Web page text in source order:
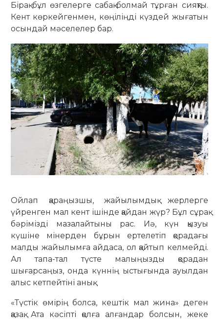
Бірақ бұл өзгелерге сабақ болмай тұр­ған сияқты.
Кент көркейгенмен, көңі­ліңді күздей жығатын
осындай мәсе­лелер бар.
Ойлап қараңызшы, жайылымдық жер­лерге
үйренген мал кент ішінде қай­дан жүр? Бұл сұрақ
бәрімізді маза­лайтыны рас. Иә, күн қызуы
күшіне мі­нерден бұрын ертелетіп қорадағы
мал­ды жайылымға айдаса, ол қайтып келмейді.
Ал тапа-тал түсте малыңызды қорадан
шығарсаңыз, онда күннің ыстығында ауылдан
алыс кетпейтіні анық.
«Түстік өмірің болса, кештік мал жина» деген
қазақ. Ата кәсіпті қолға ал­ған­дар болсын, жеке